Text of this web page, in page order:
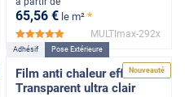
65,56 € le m² *
MULTImax-292x
Nouveauté
Adhésif Pose Extérieure
Film anti chaleur effet
Transparent ultra clair